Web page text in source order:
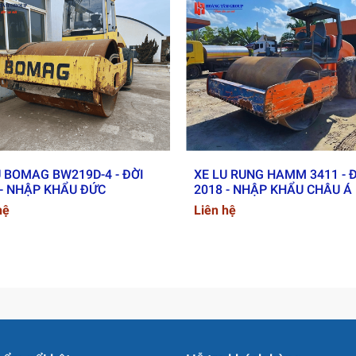
BOMAG BW219D-4 - ĐỜI
NHẬP KHẨU ĐỨC
XE LU RUNG HAMM 3411 -
2018 - NHẬP KHẨU CHÂU Á
Liên hệ